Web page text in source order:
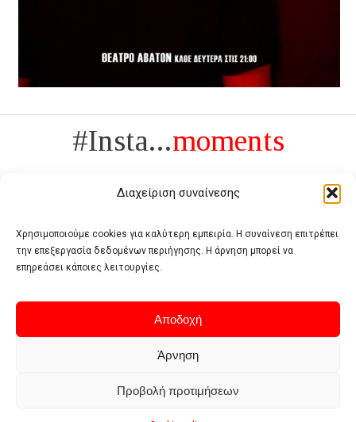
Διαχείριση συναίνεσης
Χρησιμοποιούμε cookies για καλύτερη εμπειρία. Η συναίνεση επιτρέπει
την επεξεργασία δεδομένων περιήγησης. Η άρνηση μπορεί να
επηρεάσει κάποιες λειτουργίες.
Αποδοχή
Άρνηση
Προβολή προτιμήσεων
#Insta...moments
Πολυτέλεια δεν είναι το αντίθετο της ανέχειας, είναι το αντίθετο της
Terms of use Privacy policy Cookie policy